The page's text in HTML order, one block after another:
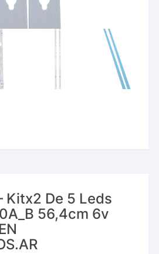
Kitx2 De 5 Leds
56,4cm 6v